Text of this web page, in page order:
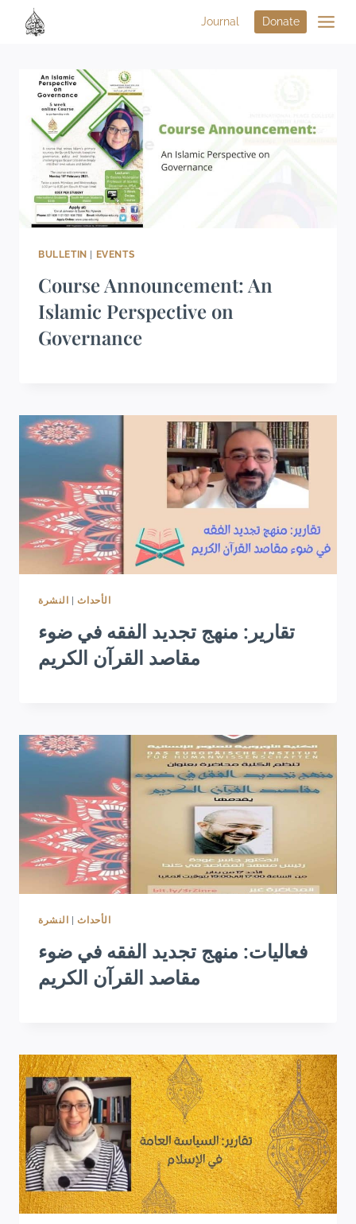
Journal Donate
BULLETIN EVENTS
Course Announcement: An
Islamic Perspective on
Governance
الأحداث| النشرة
تقارير: منهج تجديد الفقه في ضوء
مقاصد القرآن الكريم
الأحداث| النشرة
فعاليات: منهج تجديد الفقه في ضوء
مقاصد القرآن الكريم